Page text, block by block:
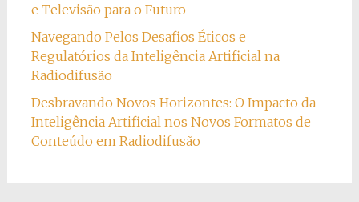
e Televisão para o Futuro
Navegando Pelos Desafios Éticos e
Regulatórios da Inteligência Artificial na
Radiodifusão
Desbravando Novos Horizontes: O Impacto da
Inteligência Artificial nos Novos Formatos de
Conteúdo em Radiodifusão